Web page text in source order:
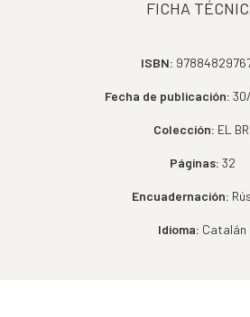
FICHA
ISBN:
Fecha de publicación:
Colección: EL BRI
Páginas: 32
Encuadernación:
Idioma: Catalán